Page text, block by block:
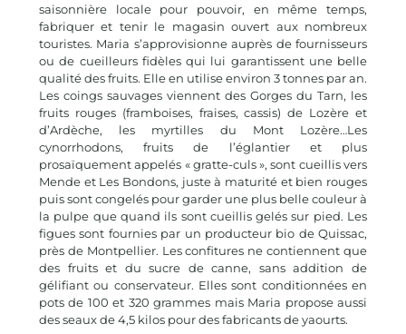
saisonnière locale pour pouvoir, en même temps,
fabriquer et tenir le magasin ouvert aux nombreux
touristes. Maria s’approvisionne auprès de fournisseurs
ou de cueilleurs fidèles qui lui garantissent une belle
qualité des fruits. Elle en utilise environ 3 tonnes par an.
Les coings sauvages viennent des Gorges du Tarn, les
fruits rouges (framboises, fraises, cassis) de Lozère et
d’Ardèche, les myrtilles du Mont Lozère…Les
cynorrhodons, fruits de l’églantier et plus
prosaïquement appelés « gratte-culs », sont cueillis vers
Mende et Les Bondons, juste à maturité et bien rouges
puis sont congelés pour garder une plus belle couleur à
la pulpe que quand ils sont cueillis gelés sur pied. Les
figues sont fournies par un producteur bio de Quissac,
près de Montpellier. Les confitures ne contiennent que
des fruits et du sucre de canne, sans addition de
gélifiant ou conservateur. Elles sont conditionnées en
pots de 100 et 320 grammes mais Maria propose aussi
des seaux de 4,5 kilos pour des fabricants de yaourts.